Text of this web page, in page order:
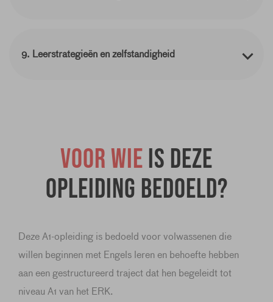
9. Leerstrategieën en zelfstandigheid
Voor wie is deze
opleiding bedoeld?
Deze A1-opleiding is bedoeld voor volwassenen die
willen beginnen met Engels leren en behoefte hebben
aan een gestructureerd traject dat hen begeleidt tot
niveau A1 van het ERK.